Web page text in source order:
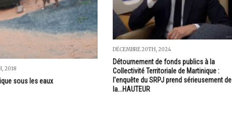
2018
sous les eaux
DÉCEMBRE 20TH, 2024
Détournement de fonds publics à la
Collectivité Territoriale de Martinique :
l'enquête du SRPJ prend sérieusement de
la...HAUTEUR